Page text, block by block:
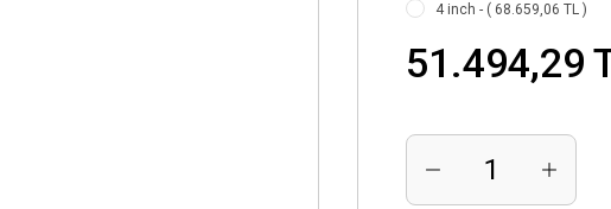
4 inch - ( 68.659,06 TL )
51.494,29